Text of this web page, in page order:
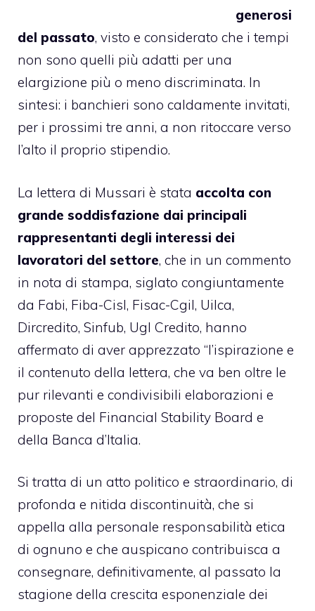
generosi
del passato, visto e considerato che i tempi
non sono quelli più adatti per una
elargizione più o meno discriminata. In
sintesi: i banchieri sono caldamente invitati,
per i prossimi tre anni, a non ritoccare verso
l’alto il proprio stipendio.
La lettera di Mussari è stata accolta con
grande soddisfazione dai principali
rappresentanti degli interessi dei
lavoratori del settore, che in un commento
in nota di stampa, siglato congiuntamente
da Fabi, Fiba-Cisl, Fisac-Cgil, Uilca,
Dircredito, Sinfub, Ugl Credito, hanno
affermato di aver apprezzato “l’ispirazione e
il contenuto della lettera, che va ben oltre le
pur rilevanti e condivisibili elaborazioni e
proposte del Financial Stability Board e
della Banca d’Italia.
Si tratta di un atto politico e straordinario, di
profonda e nitida discontinuità, che si
appella alla personale responsabilità etica
di ognuno e che auspicano contribuisca a
consegnare, definitivamente, al passato la
stagione della crescita esponenziale dei